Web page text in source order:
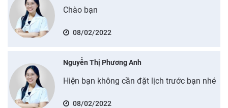
Chào bạn
08/02/2022
Nguyễn Thị Phương Anh
Hiện bạn không cần đặt lịch trước bạn nhé
08/02/2022